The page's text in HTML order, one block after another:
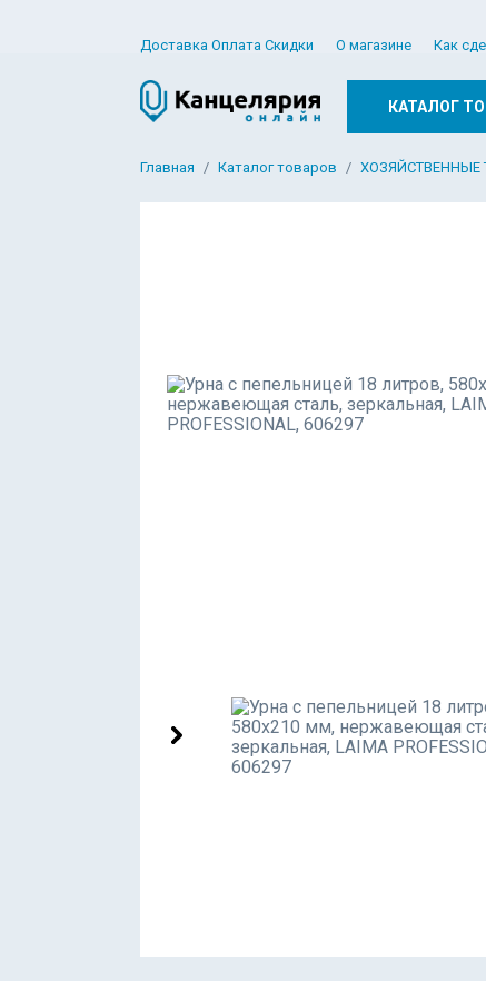
Доставка Оплата Скидки О магазине Как
КАТАЛОГ
Главная Каталог товаров ХОЗЯЙСТВЕННЫЕ